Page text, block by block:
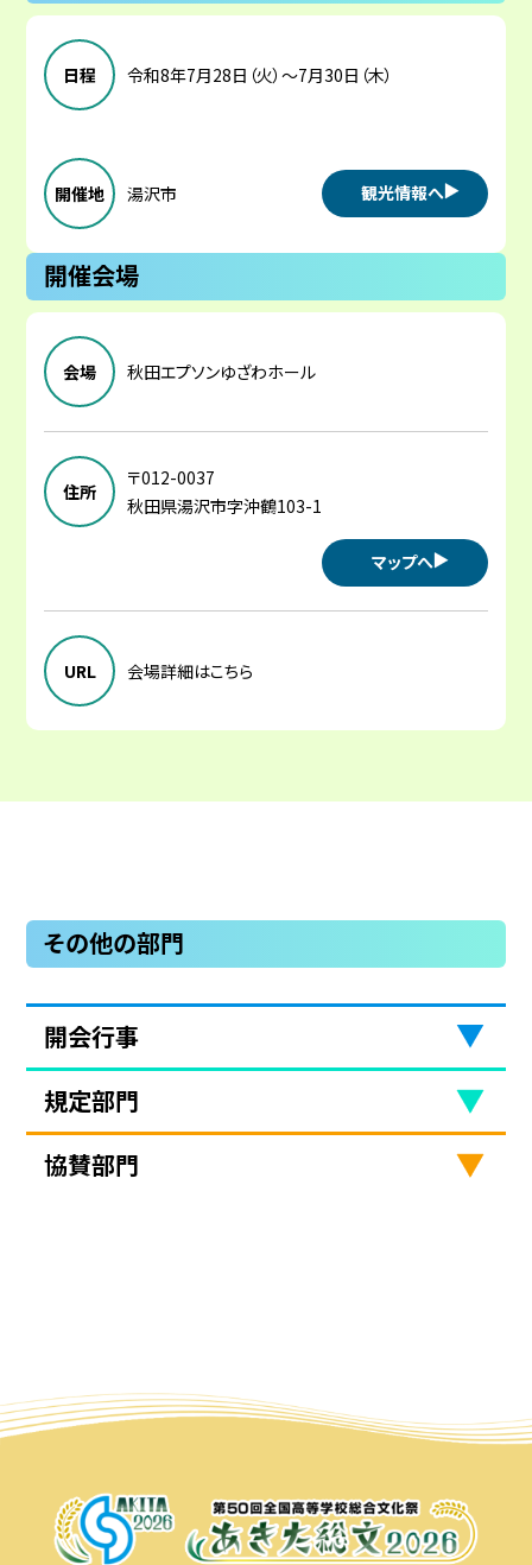
日程 令和8年7月28日（火）～7月30日（木）
開催地 湯沢市 観光情報へ
開催会場
会場 秋田エプソンゆざわホール
住所
〒012-0037
秋田県湯沢市字沖鶴103-1
マップへ
URL 会場詳細はこちら
その他の部門
開会行事
規定部門
協賛部門